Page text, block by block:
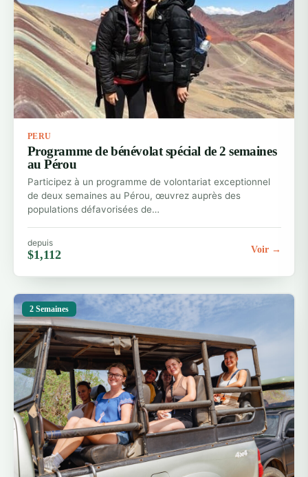
PERU
Programme de bénévolat spécial de 2 semaines
au Pérou
Participez à un programme de volontariat exceptionnel
de deux semaines au Pérou, œuvrez auprès des
populations défavorisées de…
depuis
$1,112 Voir →
2 Semaines